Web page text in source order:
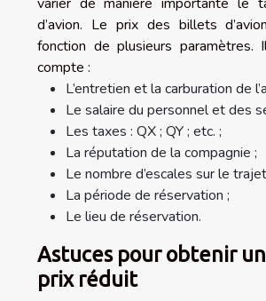
d’avion. Le prix des billets
fonction de plusieurs paramètres.
compte :
L’entretien et la carburation de
Le salaire du personnel et des
Les taxes : QX ; QY ; etc. ;
La réputation de la compagnie ;
Le nombre d’escales sur le
La période de réservation ;
Le lieu de réservation.
Astuces pour obtenir
prix réduit